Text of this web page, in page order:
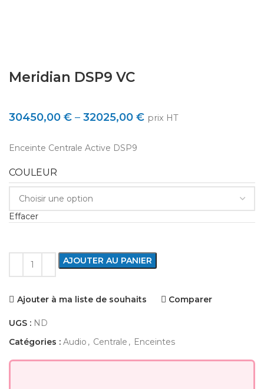
Meridian DSP9 VC
30450,00 € – 32025,00 € prix HT
Enceinte Centrale Active DSP9
COULEUR
Effacer
AJOUTER AU PANIER
Ajouter à ma liste de souhaits Comparer
UGS : ND
Catégories : Audio , Centrale , Enceintes